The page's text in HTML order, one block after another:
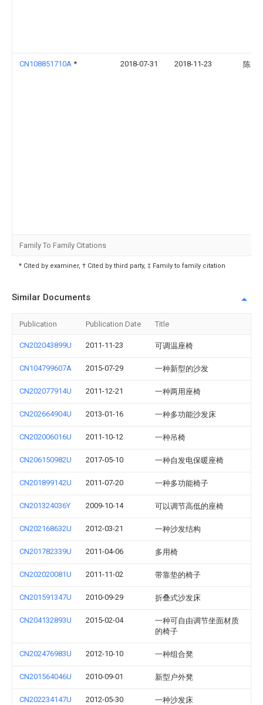
CN108851710A * 2018-07-31 2018-11-23 陈日
Family To Family Citations
* Cited by examiner, † Cited by third party, ‡ Family to family citation
Similar Documents
Publication Publication Date Title
CN202043899U 2011-11-23 可调温座椅
CN104799607A 2015-07-29 一种新型的沙发
CN202077914U 2011-12-21 一种两用座椅
CN202664904U 2013-01-16 一种多功能沙发床
CN202006016U 2011-10-12 一种吊椅
CN206150982U 2017-05-10 一种自发电保暖座椅
CN201899142U 2011-07-20 一种多功能椅子
CN201324036Y 2009-10-14 可以调节高低的座椅
CN202168632U 2012-03-21 一种沙发结构
CN201782339U 2011-04-06 多用椅
CN202020081U 2011-11-02 带靠垫的椅子
CN201591347U 2010-09-29 折叠式沙发床
CN204132893U 2015-02-04
一种可自由调节坐面材质
的椅子
CN202476983U 2012-10-10 一种组合凳
CN201564046U 2010-09-01 新型户外凳
CN202234147U 2012-05-30 一种沙发床